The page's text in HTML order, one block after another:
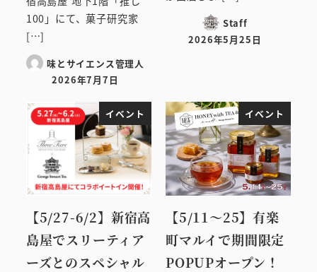
100」にて、菓子研究家
[…]
味とサイエンス管理人
投稿日
2026年7月7日
Staff
投稿日
2026年5月25日
イベント
【5/27-6/2】新宿高
島屋でスリーティア
ーズとのスペシャル
イベント
【5/11～25】有楽
町マルイで期間限定
POPUPオープン！